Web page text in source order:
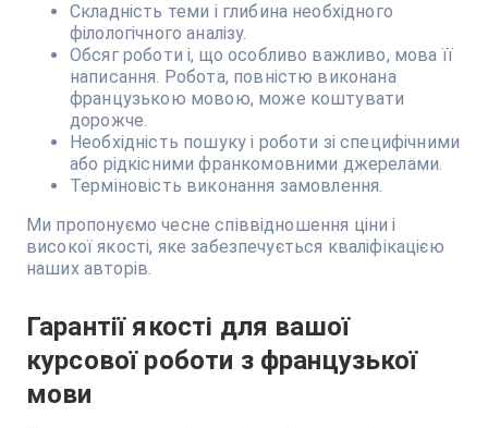
Складність теми і глибина необхідного
філологічного аналізу.
Обсяг роботи і, що особливо важливо, мова її
написання. Робота, повністю виконана
французькою мовою, може коштувати
дорожче.
Необхідність пошуку і роботи зі специфічними
або рідкісними франкомовними джерелами.
Терміновість виконання замовлення.
Ми пропонуємо чесне співвідношення ціни і
високої якості, яке забезпечується кваліфікацією
наших авторів.
Гарантії якості для вашої
курсової роботи з французької
мови